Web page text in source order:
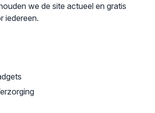
we de site actueel en gratis
iedereen.